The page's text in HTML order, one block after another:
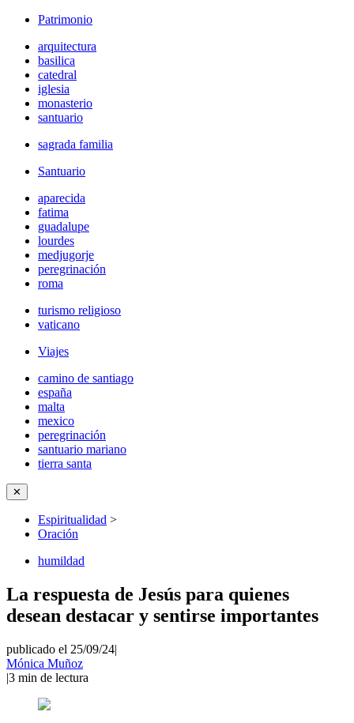
Patrimonio
arquitectura
basilica
catedral
iglesia
monasterio
santuario
sagrada familia
Santuario
aparecida
fatima
guadalupe
lourdes
medjugorje
peregrinación
roma
turismo religioso
vaticano
Viajes
camino de santiago
españa
malta
mexico
peregrinación
santuario mariano
tierra santa
✕
Espiritualidad >
Oración
humildad
La respuesta de Jesús para quienes
desean destacar y sentirse importantes
publicado el 25/09/24|
Mónica Muñoz
|3 min de lectura